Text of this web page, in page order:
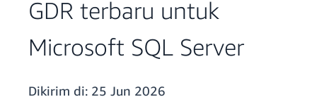
GDR terbaru untuk
Microsoft SQL Server
Dikirim di: 25 Jun 2026